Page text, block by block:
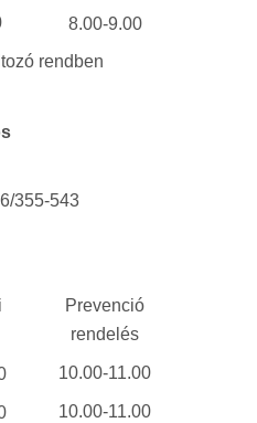
8.00-9.00
rendben
355-543
Prevenció
rendelés
10.00-11.00
10.00-11.00